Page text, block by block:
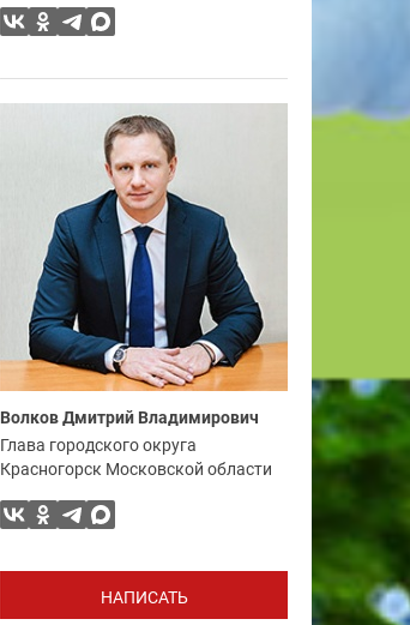
Волков Дмитрий Владимирович
Глава городского округа
Красногорск Московской области
НАПИСАТЬ